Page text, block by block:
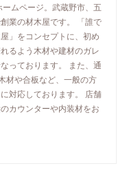
ムページ。武蔵野市、五
業の材木屋です。 「誰で
」をコンセプトに、初め
るよう木材や建材のガレ
っております。 また、通
材や合板など、一般の方
対応しております。 店舗
カウンターや内装材をお